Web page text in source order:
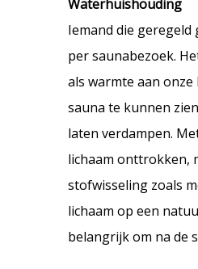
Waterhuishouding
Iemand die
per saunabezoek.
als warmte aan
sauna te kunnen
laten verdampen.
lichaam onttrokken,
stofwisseling zoals
lichaam op een
belangrijk om na de